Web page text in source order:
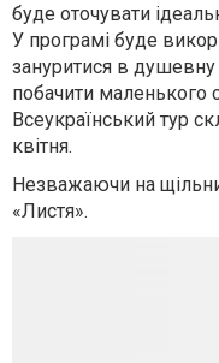
буде оточувати
У програмі буде
зануритися в душевну
побачити маленького
Всеукраїнський тур
квітня.
Незважаючи на
«Листя».